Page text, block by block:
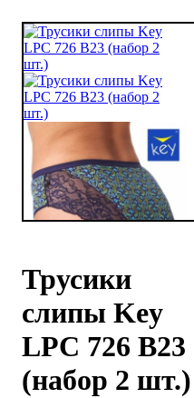
Трусики
слипы Key
LPC 726 B23
(набор 2 шт.)